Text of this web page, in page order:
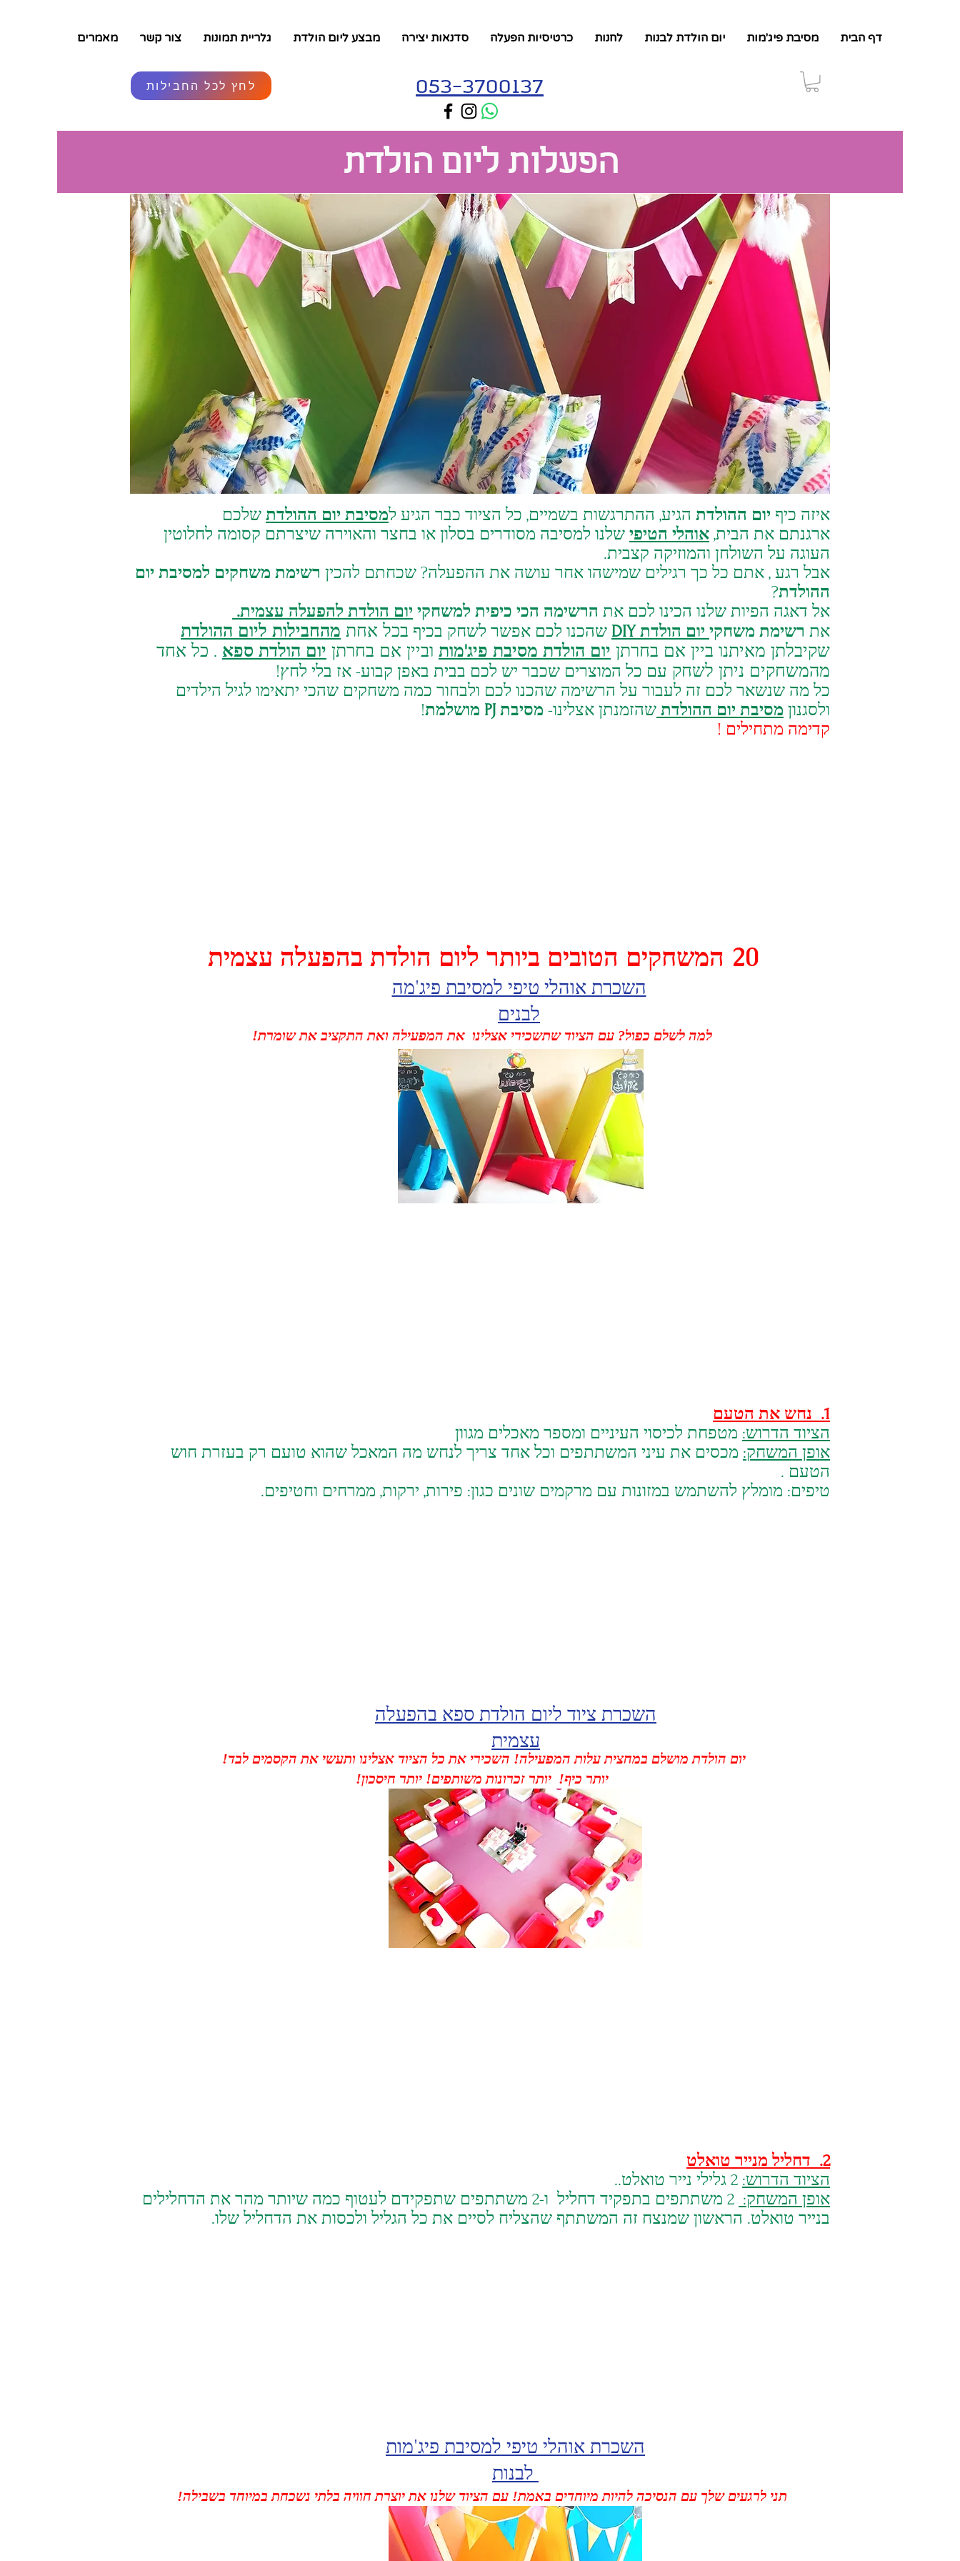
דף הבית מסיבת פיג'מות יום הולדת לבנות לחנות כרטיסיות הפעלה סדנאות יצירה מבצע ליום הולדת גלריית תמונות צור קשר מאמרים
לחץ לכל החבילות 053-3700137
הפעלות ליום הולדת
איזה כיף יום ההולדת הגיע, ההתרגשות בשמיים, כל הציוד כבר הגיע למסיבת יום ההולדת שלכם
ארגנתם את הבית, אוהלי הטיפי שלנו למסיבה מסודרים בסלון או בחצר והאוירה שיצרתם קסומה לחלוטין
העוגה על השולחן והמוזיקה קצבית.
אבל רגע , אתם כל כך רגילים שמישהו אחר עושה את ההפעלה? שכחתם להכין רשימת משחקים למסיבת יום
ההולדת?
אל דאגה הפיות שלנו הכינו לכם את הרשימה הכי כיפית למשחקי יום הולדת להפעלה עצמית.
את רשימת משחקי יום הולדת DIY שהכנו לכם אפשר לשחק בכיף בכל אחת מהחבילות ליום ההולדת
שקיבלתן מאיתנו ביין אם בחרתן יום הולדת מסיבת פיג'מות וביין אם בחרתן יום הולדת ספא . כל אחד
מהמשחקים ניתן לשחק עם כל המוצרים שכבר יש לכם בבית באפן קבוע- אז בלי לחץ!
כל מה שנשאר לכם זה לעבור על הרשימה שהכנו לכם ולבחור כמה משחקים שהכי יתאימו לגיל הילדים
ולסגנון מסיבת יום ההולדת שהזמנתן אצלינו- מסיבת PJ מושלמת
!
קדימה מתחילים !
20 המשחקים הטובים ביותר ליום הולדת בהפעלה עצמית
השכרת אוהלי טיפי למסיבת פיג'מה
לבנים
למה לשלם כפול? עם הציוד שתשכירי אצלינו את המפעילה ואת התקציב את שומרת!
1. נחש את הטעם
הציוד הדרוש: מטפחת לכיסוי העיניים ומספר מאכלים מגוון
אופן המשחק: מכסים את עיני המשתתפים וכל אחד צריך לנחש מה המאכל שהוא טועם רק בעזרת חוש
הטעם .
טיפים: מומלץ להשתמש במזונות עם מרקמים שונים כגון: פירות, ירקות, ממרחים וחטיפים.
השכרת ציוד ליום הולדת ספא בהפעלה
עצמית
יום הולדת מושלם במחצית עלות המפעילה! השכירי את כל הציוד אצלינו ותעשי את הקסמים לבד!
יותר כיף! יותר זכרונות משותפים! יותר חיסכון!
2. דחליל מנייר טואלט
הציוד הדרוש:
אופן המשחק:
2 משתתפים בתפקיד דחליל ו-2 משתתפים שתפקידם לעטוף כמה שיותר מהר את הדחלילים
בנייר טואלט. הראשון שמנצח זה המשתתף שהצליח לסיים את כל הגליל ולכסות את הדחליל שלו.
השכרת אוהלי טיפי למסיבת פיג'מות
תני לרגעים שלך עם הנסיכה להיות מיוחדים באמת! עם הציוד שלנו את יוצרת חוויה בלתי נשכחת במיוחד בשבילה!